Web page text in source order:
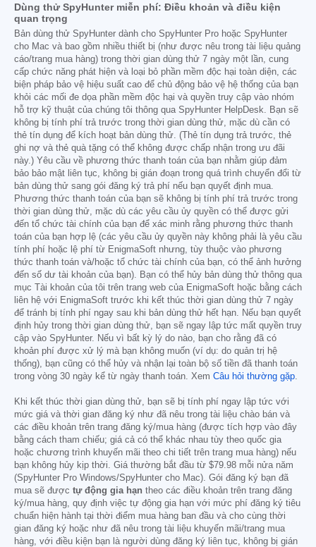
Dùng thử SpyHunter miễn phí: Điều khoản và điều kiện
quan trọng
Bản dùng thử SpyHunter dành cho SpyHunter Pro hoặc SpyHunter
cho Mac và bao gồm nhiều thiết bị (như được nêu trong tài liệu quảng
cáo/trang mua hàng) trong thời gian dùng thử 7 ngày một lần, cung
cấp chức năng phát hiện và loại bỏ phần mềm độc hại toàn diện, các
biện pháp bảo vệ hiệu suất cao để chủ động bảo vệ hệ thống của bạn
khỏi các mối đe dọa phần mềm độc hại và quyền truy cập vào nhóm
hỗ trợ kỹ thuật của chúng tôi thông qua SpyHunter HelpDesk. Bạn sẽ
không bị tính phí trả trước trong thời gian dùng thử, mặc dù cần có
thẻ tín dụng để kích hoạt bản dùng thử. (Thẻ tín dụng trả trước, thẻ
ghi nợ và thẻ quà tặng có thể không được chấp nhận trong ưu đãi
này.) Yêu cầu về phương thức thanh toán của bạn nhằm giúp đảm
bảo bảo mật liên tục, không bị gián đoạn trong quá trình chuyển đổi từ
bản dùng thử sang gói đăng ký trả phí nếu bạn quyết định mua.
Phương thức thanh toán của bạn sẽ không bị tính phí trả trước trong
thời gian dùng thử, mặc dù các yêu cầu ủy quyền có thể được gửi
đến tổ chức tài chính của bạn để xác minh rằng phương thức thanh
toán của bạn hợp lệ (các yêu cầu ủy quyền này không phải là yêu cầu
tính phí hoặc lệ phí từ EnigmaSoft nhưng, tùy thuộc vào phương
thức thanh toán và/hoặc tổ chức tài chính của bạn, có thể ảnh hưởng
đến số dư tài khoản của bạn). Bạn có thể hủy bản dùng thử thông qua
mục Tài khoản của tôi trên trang web của EnigmaSoft hoặc bằng cách
liên hệ với EnigmaSoft trước khi kết thúc thời gian dùng thử 7 ngày
để tránh bị tính phí ngay sau khi bản dùng thử hết hạn. Nếu bạn quyết
định hủy trong thời gian dùng thử, bạn sẽ ngay lập tức mất quyền truy
cập vào SpyHunter. Nếu vì bất kỳ lý do nào, bạn cho rằng đã có
khoản phí được xử lý mà bạn không muốn (ví dụ: do quản trị hệ
thống), bạn cũng có thể hủy và nhận lại toàn bộ số tiền đã thanh toán
trong vòng 30 ngày kể từ ngày thanh toán. Xem Câu hỏi thường gặp.
Khi kết thúc thời gian dùng thử, bạn sẽ bị tính phí ngay lập tức với
mức giá và thời gian đăng ký như đã nêu trong tài liệu chào bán và
các điều khoản trên trang đăng ký/mua hàng (được tích hợp vào đây
bằng cách tham chiếu; giá cả có thể khác nhau tùy theo quốc gia
hoặc chương trình khuyến mãi theo chi tiết trên trang mua hàng) nếu
bạn không hủy kịp thời. Giá thường bắt đầu từ $79.98 mỗi nửa năm
(SpyHunter Pro Windows/SpyHunter cho Mac). Gói đăng ký bạn đã
mua sẽ được tự động gia hạn theo các điều khoản trên trang đăng
ký/mua hàng, quy định việc tự động gia hạn với mức phí đăng ký tiêu
chuẩn hiện hành tại thời điểm mua hàng ban đầu và cho cùng thời
gian đăng ký hoặc như đã nêu trong tài liệu khuyến mãi/trang mua
hàng, với điều kiện bạn là người dùng đăng ký liên tục, không bị gián